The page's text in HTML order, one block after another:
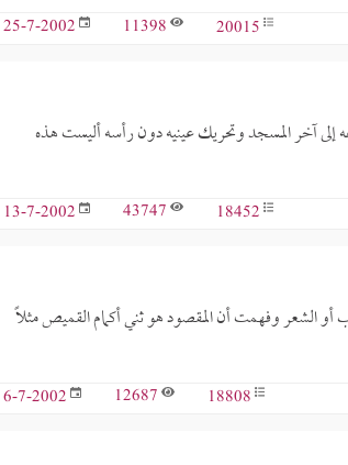
20015
11398
25-7-2002
آخر المسجد وتحريك عينيه دون رأسه أليست هذه
18452
43747
13-7-2002
الشعر وفهمت أن المقصود هو ثني أكمام القميص مثلاً
18808
12687
6-7-2002